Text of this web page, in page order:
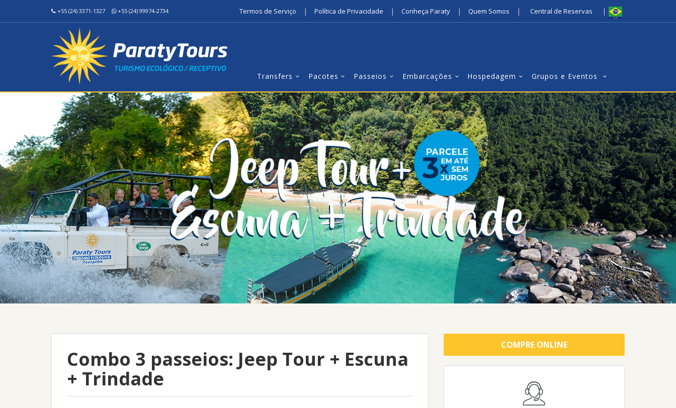
+55 (24) 3371-1327 +55 (24) 99974-2734 Termos de Serviço | Política de Privacidade | Conheça Paraty | Quem Somos | Central de Reservas |
Transfers Pacotes Passeios Embarcações Hospedagem Grupos e Eventos
Combo 3 passeios: Jeep Tour + Escuna
+ Trindade
COMPRE ONLINE